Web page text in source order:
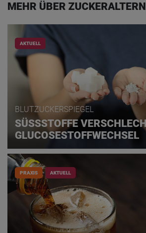
MEHR ÜBER
AKTUELL
BLUTZUCKERSPIEGEL
SÜSSSTOFFE
GLUCOSESTOFFWECHSEL
PRAXIS AKTUELL